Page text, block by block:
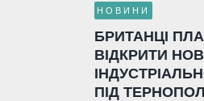
НОВИНИ
БРИТАНЦІ
ВІДКРИТИ
ПІД